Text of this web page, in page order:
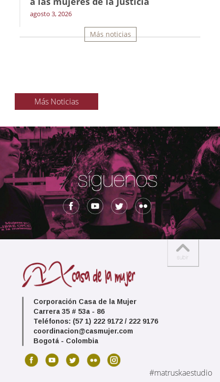
agosto 3, 2026
Más noticias
Más Noticias
Corporación Casa de la Mujer
Carrera 35 # 53a - 86
Teléfonos: (57 1) 222 9172 / 222 9176
coordinacion@casmujer.com
Bogotá - Colombia
#matruskaestudio